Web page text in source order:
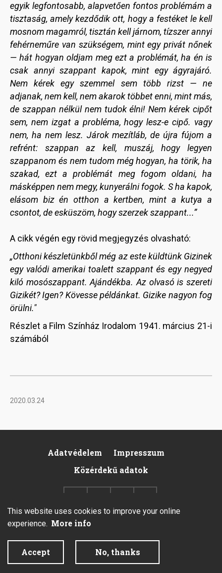
egyik legfontosabb, alapvetően fontos problémám a
tisztaság, amely kezdődik ott, hogy a festéket le kell
mosnom magamról, tisztán kell járnom, tízszer annyi
fehérneműre van szükségem, mint egy privát nőnek
— hát hogyan oldjam meg ezt a problémát, ha én is
csak annyi szappant kapok, mint egy ágyrajáró.
Nem kérek egy szemmel sem több rizst — ne
adjanak, nem kell, nem akarok többet enni, mint más,
de szappan nélkül nem tudok élni! Nem kérek cipőt
sem, nem izgat a probléma, hogy lesz-e cipő. vagy
nem, ha nem lesz. Járok mezítláb, de újra fújom a
refrént: szappan az kell, muszáj, hogy legyen
szappanom és nem tudom még hogyan, ha törik, ha
szakad, ezt a problémát meg fogom oldani, ha
másképpen nem megy, kunyerálni fogok. S ha kapok,
elásom biz én otthon a kertben, mint a kutya a
csontot, de esküszöm, hogy szerzek szappant...”
A cikk végén egy rövid megjegyzés olvasható:
„Otthoni készletünkből még az este küldtünk Gizinek
egy valódi amerikai toalett szappant és egy negyed
kiló mosószappant. Ajándékba. Az olvasó is szereti
Gizikét? Igen? Kövesse példánkat. Gizike nagyon fog
örülni."
Részlet a Film Színház Irodalom 1941. március 21-i
számából
2020.03.24
Footer
Adatvédelem
Impresszum
Közérdekű adatok
Created by Integral Vision Kft.
This website uses cookies to improve your online
experience. More info
Accept No, thanks